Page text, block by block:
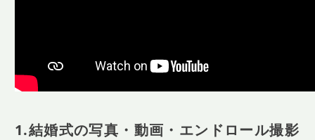
1.結婚式の写真・動画・エンドロール撮影